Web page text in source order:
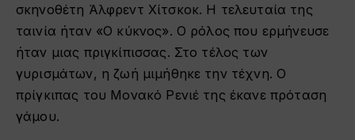
σκηνοθέτη Άλφρεντ Χίτσκοκ. Η τελευταία της
ταινία ήταν «Ο κύκνος». Ο ρόλος που ερμήνευσε
ήταν μιας πριγκίπισσας. Στο τέλος των
γυρισμάτων, η ζωή μιμήθηκε την τέχνη. Ο
πρίγκιπας του Μονακό Ρενιέ της έκανε πρόταση
γάμου.